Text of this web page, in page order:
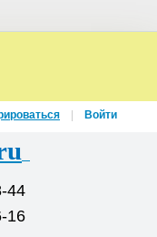
44
16
Войти